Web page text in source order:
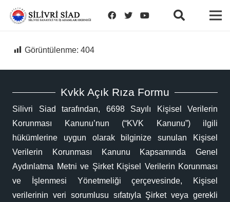
Görüntülenme: 404
Kvkk Açık Rıza Formu
Silivri Siad tarafından, 6698 Sayılı Kişisel Verilerin
Korunması Kanunu’nun (“KVK Kanunu”) ilgili
hükümlerine uygun olarak bilginize sunulan Kişisel
Verilerin Korunması Kanunu Kapsamında Genel
Aydınlatma Metni ve Şirket Kişisel Verilerin Korunması
ve İşlenmesi Yönetmeliği çerçevesinde, Kişisel
verilerinin veri sorumlusu sıfatıyla Şirket veya gerekli